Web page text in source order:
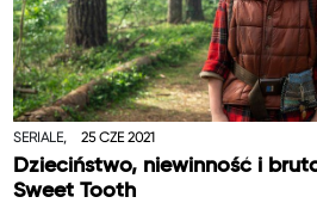
SERIALE, 25 CZE 2021
Dzieciństwo, niewinność i
Sweet Tooth